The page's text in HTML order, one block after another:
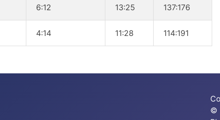
6:12 13:25 137:176
4:14 11:28
114:191
©